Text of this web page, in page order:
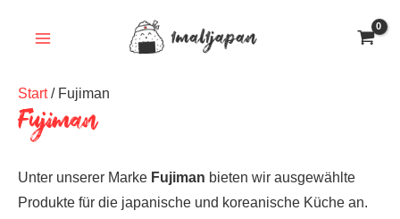
Start/ Fujiman
Fujiman
Unter unserer Marke Fujiman bieten wir ausgewählte
Produkte für die japanische und koreanische Küche an.